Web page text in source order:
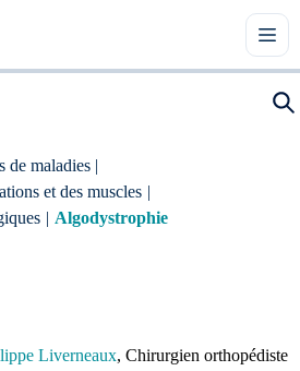
de maladies |
et des muscles |
| Algodystrophie
Liverneaux, Chirurgien orthopédiste